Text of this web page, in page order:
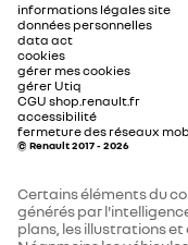
informations légales site
données personnelles
data act
cookies
gérer mes cookies
gérer Utiq
CGU shop.renault.fr
accessibilité
fermeture des réseaux
© Renault 2017 - 2026
Certains éléments du
générés par
plans, les illustrations